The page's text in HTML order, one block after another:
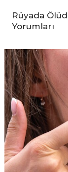
Rüyada
Yorumları